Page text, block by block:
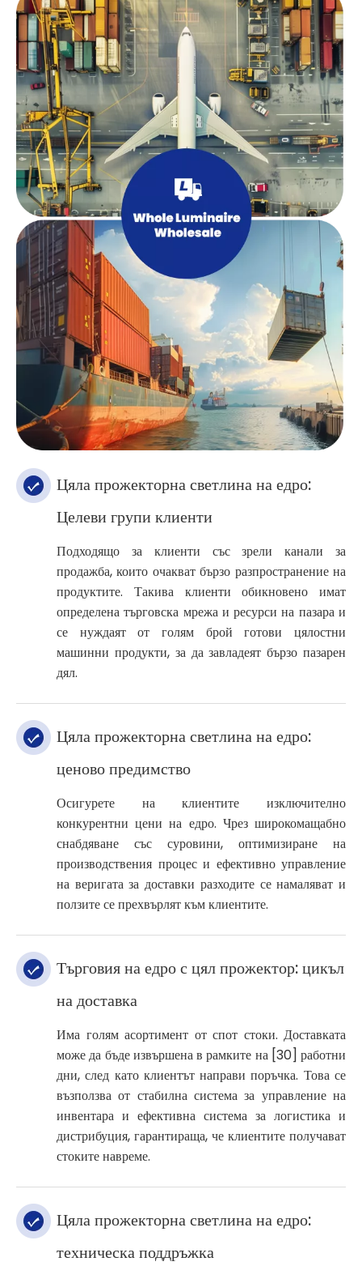
Цяла прожекторна светлина на едро:
Целеви групи клиенти
Подходящо за клиенти със зрели канали за
продажба, които очакват бързо разпространение на
продуктите. Такива клиенти обикновено имат
определена търговска мрежа и ресурси на пазара и
се нуждаят от голям брой готови цялостни
машинни продукти, за да завладеят бързо пазарен
дял.
Цяла прожекторна светлина на едро:
ценово предимство
Осигурете на клиентите изключително
конкурентни цени на едро. Чрез широкомащабно
снабдяване със суровини, оптимизиране на
производствения процес и ефективно управление
на веригата за доставки разходите се намаляват и
ползите се прехвърлят към клиентите.
Търговия на едро с цял прожектор: цикъл
на доставка
Има голям асортимент от спот стоки. Доставката
може да бъде извършена в рамките на [30] работни
дни, след като клиентът направи поръчка. Това се
възползва от стабилна система за управление на
инвентара и ефективна система за логистика и
дистрибуция, гарантираща, че клиентите получават
стоките навреме.
Цяла прожекторна светлина на едро:
техническа поддръжка